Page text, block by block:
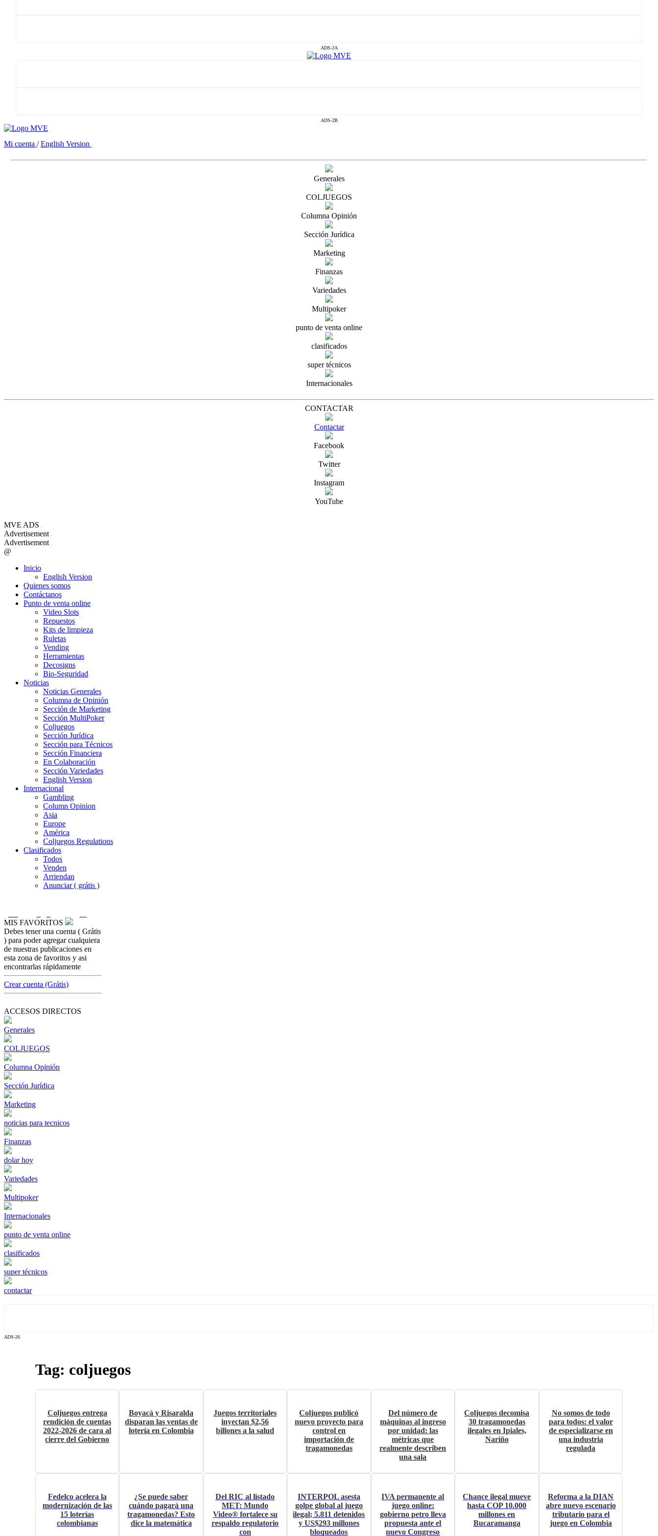
ADS-2A
ADS-2B
Mi cuenta /English Version
Generales
COLJUEGOS
Columna Opinión
Sección Jurídica
Marketing
Finanzas
Variedades
Multipoker
punto de venta online
clasificados
super técnicos
Internacionales
CONTACTAR
Contactar
Facebook
Twitter
Instagram
YouTube
MVE ADS
Advertisement
Advertisement
@
Inicio
English Version
Quienes somos
Contáctanos
Punto de venta online
Video Slots
Repuestos
Kits de limpieza
Ruletas
Vending
Herramientas
Decosigns
Bio-Seguridad
Noticias
Noticias Generales
Columna de Opinión
Sección de Marketing
Sección MultiPoker
Coljuegos
Sección Jurídica
Sección para Técnicos
Sección Financiera
En Colaboración
Sección Variedades
English Version
Internacional
Gambling
Column Opinion
Asia
Europe
América
Coljuegos Regulations
Clasificados
Todos
Venden
Arriendan
Anunciar ( grátis )
MIS FAVORITOS
Debes tener una cuenta ( Grátis
) para poder agregar cualquiera
de nuestras publicaciones en
esta zona de favoritos y asi
encontrarlas rápidamente
Crear cuenta (Grátis)
ACCESOS DIRECTOS
Generales
COLJUEGOS
Columna Opinión
Sección Jurídica
Marketing
noticias para tecnicos
Finanzas
dolar hoy
Variedades
Multipoker
Internacionales
punto de venta online
clasificados
super técnicos
contactar
ADS-26
Tag: coljuegos
Coljuegos entrega
rendición de cuentas
2022-2026 de cara al
cierre del Gobierno
Boyacá y Risaralda
disparan las ventas de
lotería en Colombia
Juegos territoriales
inyectan $2,56
billones a la salud
Coljuegos publicó
nuevo proyecto para
control en
importación de
tragamonedas
Del número de
máquinas al ingreso
por unidad: las
métricas que
realmente describen
una sala
Coljuegos decomisa
30 tragamonedas
ilegales en Ipiales,
Nariño
No somos de todo
para todos: el valor
de especializarse en
una industria
regulada
Fedelco acelera la
modernización de las
15 loterías
colombianas
¿Se puede saber
cuándo pagará una
tragamonedas? Esto
dice la matemática
Del RIC al listado
MET: Mundo
Video® fortalece su
respaldo regulatorio
con
INTERPOL asesta
golpe global al juego
ilegal; 5.811 detenidos
y US$293 millones
bloqueados
IVA permanente al
juego online:
gobierno petro lleva
propuesta ante el
nuevo Congreso
Chance ilegal mueve
hasta COP 10.000
millones en
Bucaramanga
Reforma a la DIAN
abre nuevo escenario
tributario para el
juego en Colombia